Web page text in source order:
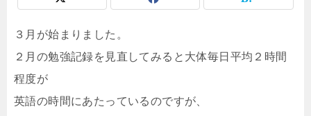
３月が始まりました。
２月の勉強記録を見直してみると大体毎日平均２時間
程度が
英語の時間にあたっているのですが、